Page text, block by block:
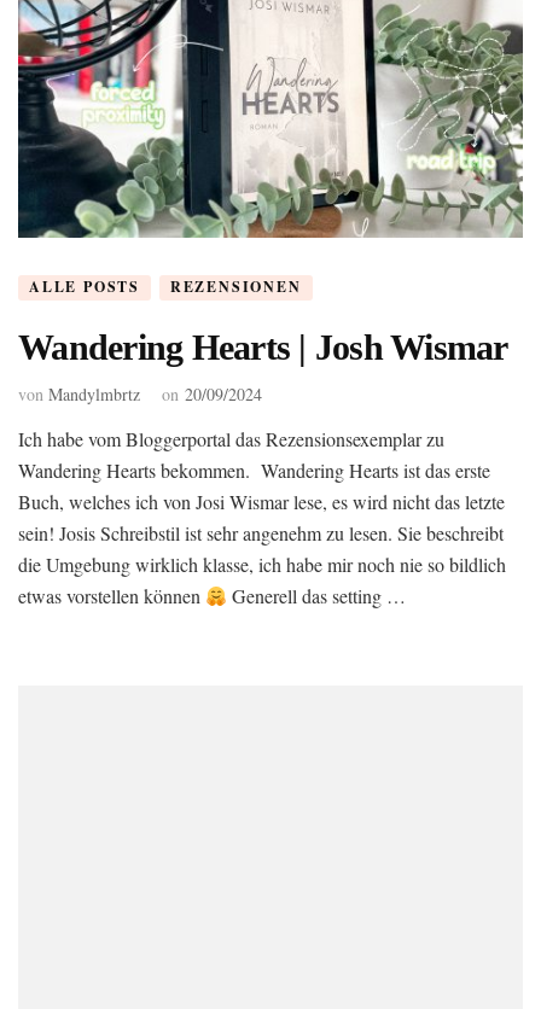
ALLE POSTS REZENSIONEN
Wandering Hearts | Josh Wismar
von Mandylmbrtz on 20/09/2024
Ich habe vom Bloggerportal das Rezensionsexemplar zu
Wandering Hearts bekommen. Wandering Hearts ist das erste
Buch, welches ich von Josi Wismar lese, es wird nicht das letzte
sein! Josis Schreibstil ist sehr angenehm zu lesen. Sie beschreibt
die Umgebung wirklich klasse, ich habe mir noch nie so bildlich
etwas vorstellen können
Generell das setting …